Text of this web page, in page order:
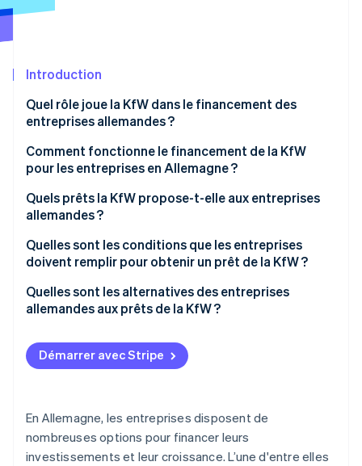
Découvrez les prochaines évolutions
Atlas
Climate
Élimination du carbone
Identity
Vérification de l'identité
Stripe Sessions 2026
Regarder la vidéo
Partenaires
Stripe App Marketplace
Introduction
Quel rôle joue la KfW dans le financement des
entreprises allemandes ?
Prêts de la KfW pour les entreprises
Comment fonctionne le financement de la KfW
pour les entreprises en Allemagne ?
Obstacles rencontrés par les entreprises en quête
de financement
Quels prêts la KfW propose-t-elle aux entreprises
allemandes ?
Prêt de démarrage Startgeld du Programme
européen de relance (ERP)
Prêt de promotion ERP pour les petites et moyennes
entreprises (PME)
Prêt de promotion de la KfW pour les moyennes
entreprises
Quelles sont les conditions que les entreprises
doivent remplir pour obtenir un prêt de la KfW ?
Plan d’affaires et description du projet
Données d’entreprise et informations financières
Charge administrative et risques
Quelles sont les alternatives des entreprises
allemandes aux prêts de la KfW ?
Types de financement classiques
Démarrer avec Stripe
En Allemagne, les entreprises disposent de
nombreuses options pour financer leurs
investissements et leur croissance. L’une d'entre elles